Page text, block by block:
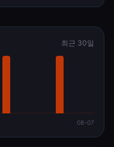
에서 열렸다.아이들의
그린 곡이다. 이외에
최근 30일
08-07